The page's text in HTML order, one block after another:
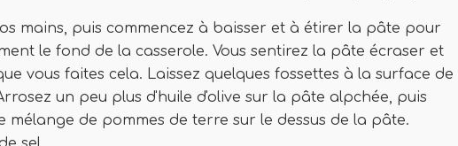
mains, puis commencez à baisser et à étirer la pâte pour
le fond de la casserole. Vous sentirez la pâte écraser et
vous faites cela. Laissez quelques fossettes à la surface de
un peu plus d'huile d'olive sur la pâte alpchée, puis
mélange de pommes de terre sur le dessus de la pâte.